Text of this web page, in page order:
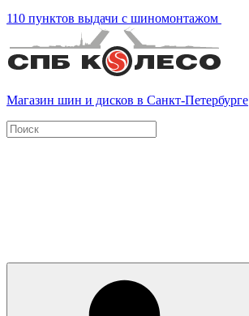
110 пунктов выдачи с шиномонтажом
Магазин шин и дисков в Санкт-Петербурге